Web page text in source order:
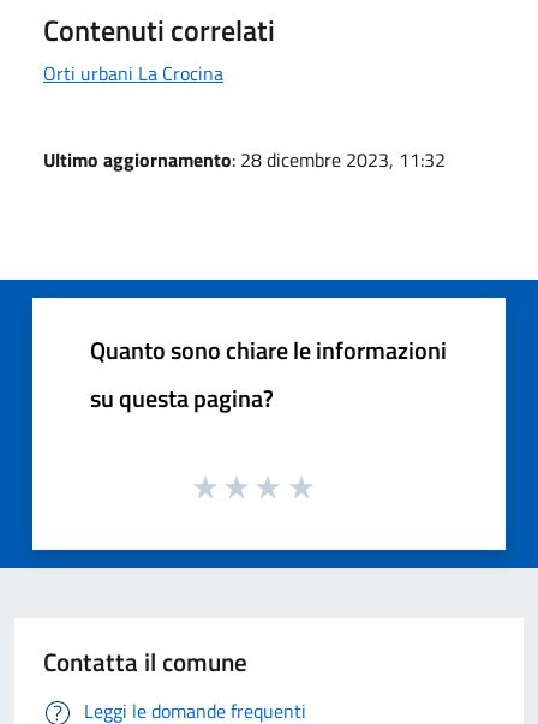
Contenuti correlati
Orti urbani La Crocina
Ultimo aggiornamento: 28 dicembre 2023, 11:32
Quanto sono chiare le informazioni
su questa pagina?
Contatta il comune
Leggi le domande frequenti